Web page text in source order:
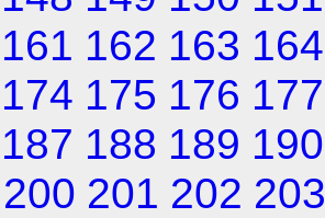
161 162 163 164
174 175 176 177
187 188 189 190
200 201 202 203